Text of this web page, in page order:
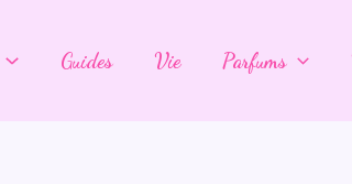
Guides Vie Parfums